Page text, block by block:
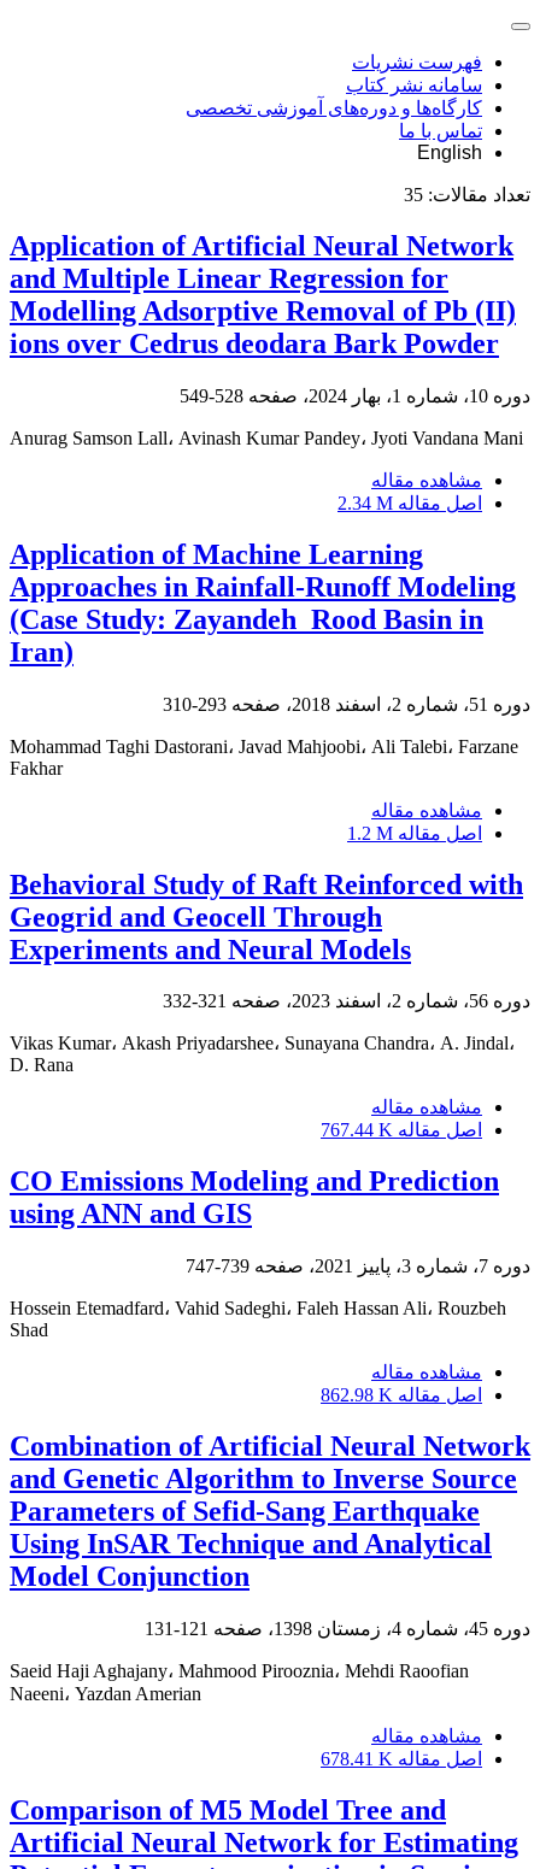
فهرست نشریات
سامانه نشر کتاب
کارگاه‌ها و دوره‌های آموزشی تخصصی
تماس با ما
English
تعداد مقالات: 35
Application of Artificial Neural Network
and Multiple Linear Regression for
Modelling Adsorptive Removal of Pb (II)
ions over Cedrus deodara Bark Powder
دوره 10، شماره 1، بهار 2024، صفحه 528-549
Anurag Samson Lall، Avinash Kumar Pandey، Jyoti Vandana Mani
مشاهده مقاله
اصل مقاله 2.34 M
Application of Machine Learning
Approaches in Rainfall-Runoff Modeling
(Case Study: Zayandeh_Rood Basin in
Iran)
دوره 51، شماره 2، اسفند 2018، صفحه 293-310
Mohammad Taghi Dastorani، Javad Mahjoobi، Ali Talebi، Farzane
Fakhar
مشاهده مقاله
اصل مقاله 1.2 M
Behavioral Study of Raft Reinforced with
Geogrid and Geocell Through
Experiments and Neural Models
دوره 56، شماره 2، اسفند 2023، صفحه 321-332
Vikas Kumar، Akash Priyadarshee، Sunayana Chandra، A. Jindal،
D. Rana
مشاهده مقاله
اصل مقاله 767.44 K
CO Emissions Modeling and Prediction
using ANN and GIS
دوره 7، شماره 3، پاییز 2021، صفحه 739-747
Hossein Etemadfard، Vahid Sadeghi، Faleh Hassan Ali، Rouzbeh
Shad
مشاهده مقاله
اصل مقاله 862.98 K
Combination of Artificial Neural Network
and Genetic Algorithm to Inverse Source
Parameters of Sefid-Sang Earthquake
Using InSAR Technique and Analytical
Model Conjunction
دوره 45، شماره 4، زمستان 1398، صفحه 121-131
Saeid Haji Aghajany، Mahmood Pirooznia، Mehdi Raoofian
Naeeni، Yazdan Amerian
مشاهده مقاله
اصل مقاله 678.41 K
Comparison of M5 Model Tree and
Artificial Neural Network for Estimating